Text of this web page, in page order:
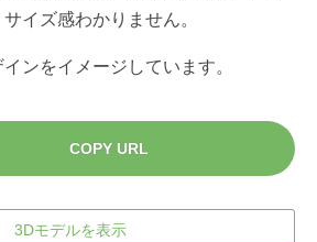
イズ感わかりません。
ンをイメージしています。
COPY URL
3Dモデルを表示